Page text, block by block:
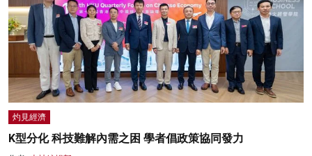
灼見經濟
K型分化 科技難解內需之困 學者倡政策協同發力